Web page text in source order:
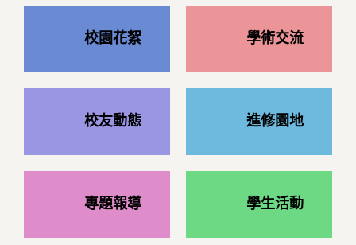
校園花絮 學術交流
校友動態 進修園地
專題報導 學生活動